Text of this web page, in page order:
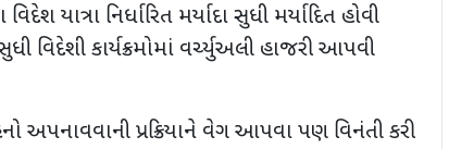
યાત્રા નિર્ધારિત મર્યાદા સુધી મર્યાદિત હોવી
વિદેશી કાર્યક્રમોમાં વર્ચ્યુઅલી હાજરી આપવી
અપનાવવાની પ્રક્રિયાને વેગ આપવા પણ વિનંતી કરી